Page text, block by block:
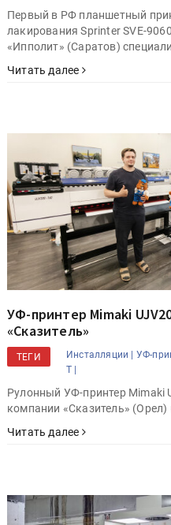
Первый в РФ планшетный
лакирования Sprinter SVE-
«Ипполит» (Саратов)
Читать далее
УФ-принтер Mimaki
«Сказитель»
ТЕГИ Инсталляции | УФ-
Т |
Рулонный УФ-принтер Mimaki
компании «Сказитель»
Читать далее